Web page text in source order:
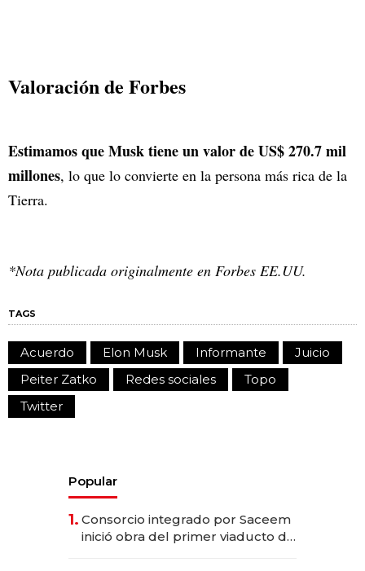
Valoración de Forbes
Estimamos que Musk tiene un valor de US$ 270.7 mil
millones, lo que lo convierte en la persona más rica de la
Tierra.
*Nota publicada originalmente en Forbes EE.UU.
TAGS
Acuerdo Elon Musk Informante
Juicio
Peiter Zatko
Redes sociales
Topo
Twitter
Popular
1. Consorcio integrado por Saceem
inició obra del primer viaducto de